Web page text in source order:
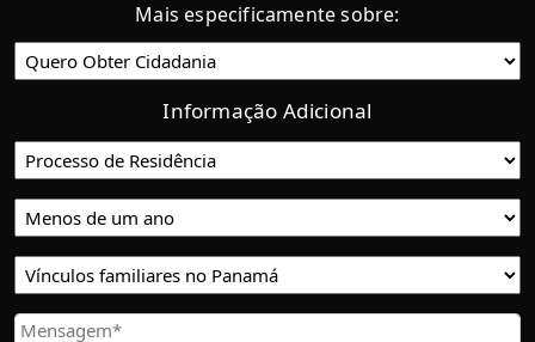
Mais especificamente sobre:
Informação Adicional
Proceso
de
Residencia
Tiempo
de
residencia
en
Panamá
Vínculos
familiares
en
Mensaje